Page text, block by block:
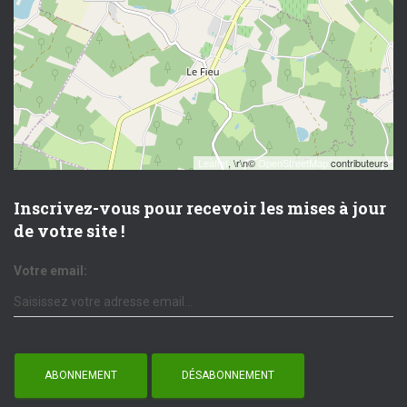
Leaflet, \r\n©OpenStreetMap contributeurs
Inscrivez-vous pour recevoir les mises à jour
de votre site !
Votre email: